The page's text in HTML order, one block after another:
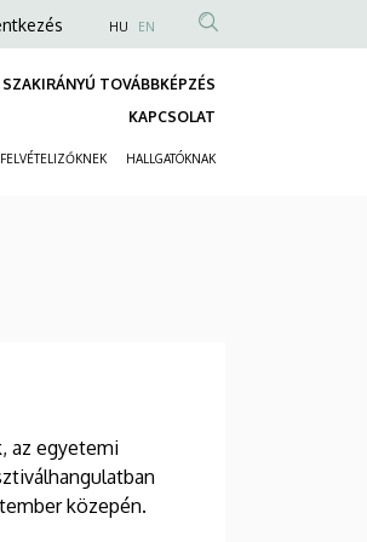
HU EN
SZAKIRÁNYÚ TOVÁBBKÉPZÉS
KAPCSOLAT
FELVÉTELIZŐKNEK HALLGATÓKNAK
az egyetemi
közepén.